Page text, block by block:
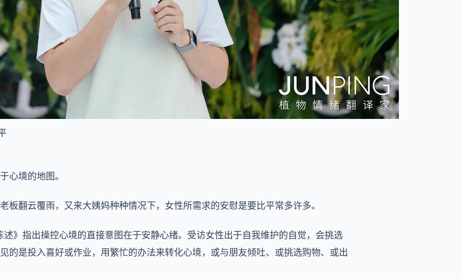
心境的地图。
板翻云覆雨，又来大姨妈种种情况下，女性所需求的安慰是要比平常多许多。
述》指出操控心境的直接意图在于安静心绪。受访女性出于自我维护的自觉，会挑选
的是投入喜好或作业，用繁忙的办法来转化心境，或与朋友倾吐、或挑选购物、或出